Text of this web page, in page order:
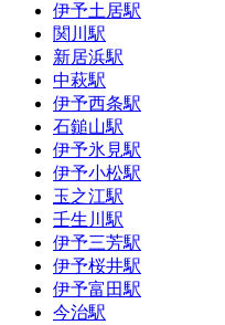
伊予土居駅
関川駅
新居浜駅
中萩駅
伊予西条駅
石鎚山駅
伊予氷見駅
伊予小松駅
玉之江駅
壬生川駅
伊予三芳駅
伊予桜井駅
伊予富田駅
今治駅